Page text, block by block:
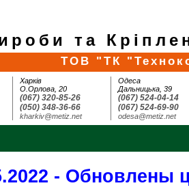
та
ТОВ "ТК
Харків
О.Орлова, 20
(067) 320-85-26
(050) 348-36-66
kharkiv@metiz.net
Одеса
Дальницька, 39
(067) 524-04-14
(067) 524-69-90
odesa@metiz.net
- Обновлены